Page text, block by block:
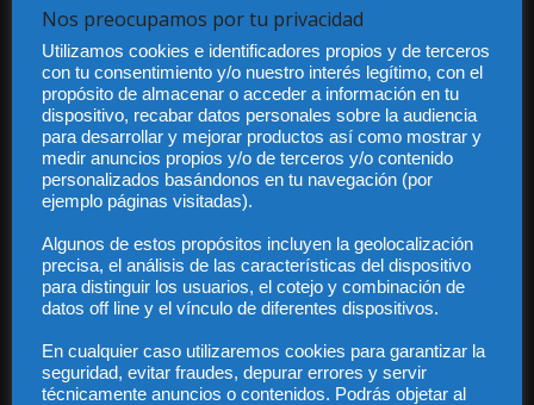
Audiencia y Publicidad
Quiénes somos
Legal
Contacto
Guía Colaboradores
Contáctanos:info@diariojuridico.com
Nos preocupamos por tu privacidad
Utilizamos cookies e identificadores propios y de terceros
con tu consentimiento y/o nuestro interés legítimo, con el
propósito de almacenar o acceder a información en tu
dispositivo, recabar datos personales sobre la audiencia
para desarrollar y mejorar productos así como mostrar y
medir anuncios propios y/o de terceros y/o contenido
personalizados basándonos en tu navegación (por
ejemplo páginas visitadas).
Algunos de estos propósitos incluyen la geolocalización
precisa, el análisis de las características del dispositivo
para distinguir los usuarios, el cotejo y combinación de
datos off line y el vínculo de diferentes dispositivos.
En cualquier caso utilizaremos cookies para garantizar la
seguridad, evitar fraudes, depurar errores y servir
técnicamente anuncios o contenidos. Podrás objetar al